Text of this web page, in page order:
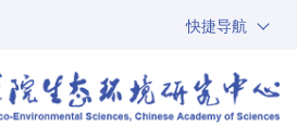
快捷导航
ARP
邮箱